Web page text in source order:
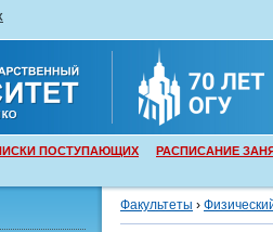
ПОСТУПАЮЩИХ
РАСПИСАНИЕ
Факультеты ›